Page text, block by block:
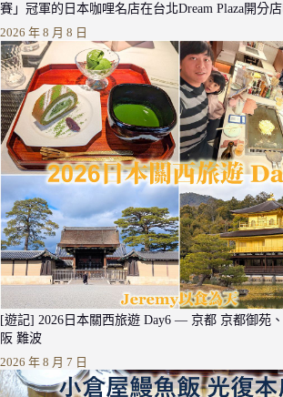
賽」冠軍的日本咖哩名店在台北Dream Plaza開分店
2026 年 8 月 8 日
[遊記] 2026日本關西旅遊 Day6 — 京都 京都御苑
阪 難波
2026 年 8 月 7 日